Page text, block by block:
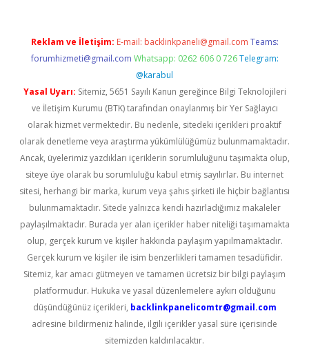
Reklam ve İletişim: E-mail: backlinkpaneli@gmail.com Teams:
forumhizmeti@gmail.com Whatsapp: 0262 606 0 726 Telegram:
@karabul
Yasal Uyarı: Sitemiz, 5651 Sayılı Kanun gereğince Bilgi Teknolojileri
ve İletişim Kurumu (BTK) tarafından onaylanmış bir Yer Sağlayıcı
olarak hizmet vermektedir. Bu nedenle, sitedeki içerikleri proaktif
olarak denetleme veya araştırma yükümlülüğümüz bulunmamaktadır.
Ancak, üyelerimiz yazdıkları içeriklerin sorumluluğunu taşımakta olup,
siteye üye olarak bu sorumluluğu kabul etmiş sayılırlar. Bu internet
sitesi, herhangi bir marka, kurum veya şahıs şirketi ile hiçbir bağlantısı
bulunmamaktadır. Sitede yalnızca kendi hazırladığımız makaleler
paylaşılmaktadır. Burada yer alan içerikler haber niteliği taşımamakta
olup, gerçek kurum ve kişiler hakkında paylaşım yapılmamaktadır.
Gerçek kurum ve kişiler ile isim benzerlikleri tamamen tesadüfidir.
Sitemiz, kar amacı gütmeyen ve tamamen ücretsiz bir bilgi paylaşım
platformudur. Hukuka ve yasal düzenlemelere aykırı olduğunu
düşündüğünüz içerikleri, backlinkpanelicomtr@gmail.com
adresine bildirmeniz halinde, ilgili içerikler yasal süre içerisinde
sitemizden kaldırılacaktır.